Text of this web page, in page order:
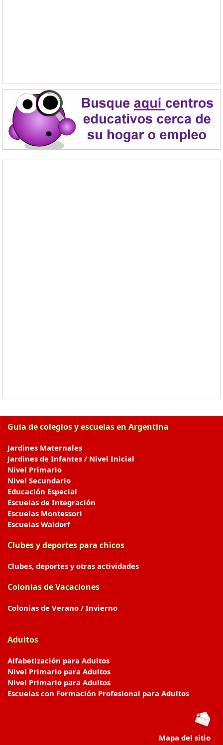
Guia de colegios y escuelas en Argentina
Jardines Maternales
Jardines de Infantes / Nivel Inicial
Nivel Primario
Nivel Secundario
Educación Especial
Escuelas de Integración
Escuelas Montessori
Escuelas Waldorf
Clubes y deportes para chicos
Clubes, deportes y otras actividades
Colonias de Vacaciones
Colonias de Verano / Invierno
Adultos
Alfabetización para Adultos
Nivel Primario para Adultos
Nivel Primario para Adultos
Escuelas con Formación Profesional para Adultos
Mapa del sitio